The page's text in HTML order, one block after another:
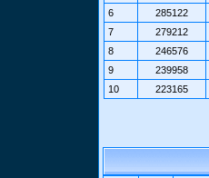
6
285122
7
279212
8
246576
9
239958
10
223165